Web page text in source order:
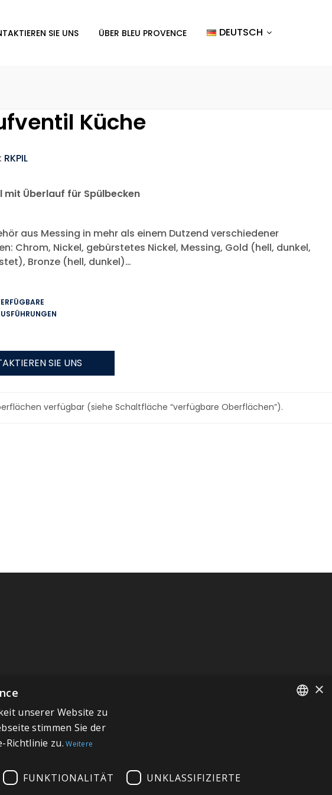
SIE UNS ÜBER BLEU PROVENCE DEUTSCH
Küche
RKPIL
mit Überlauf für Spülbecken
aus Messing in mehr als einem Dutzend verschiedener
Chrom, Nickel, gebürstetes Nickel, Messing, Gold (hell, dunkel,
Bronze (hell, dunkel)…
SIE UNS
verfügbar (siehe Schaltfläche “verfügbare Oberflächen”).
×
unserer Website zu
stimmen Sie der
Richtlinie zu. Weitere
FUNKTIONALITÄT UNKLASSIFIZIERTE